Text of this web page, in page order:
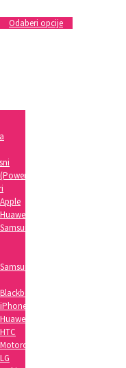
Odaberi opcije
Apple
Huawei
Samsung
Samsung
Blackberry
iPhone
Huawei
HTC
Motorola
LG